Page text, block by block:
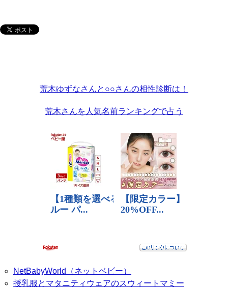
荒木ゆずなさんと○○さんの相性診断は！
荒木さんを人気名前ランキングで占う
NetBabyWorld（ネットベビー）
授乳服とマタニティウェアのスウィートマミー